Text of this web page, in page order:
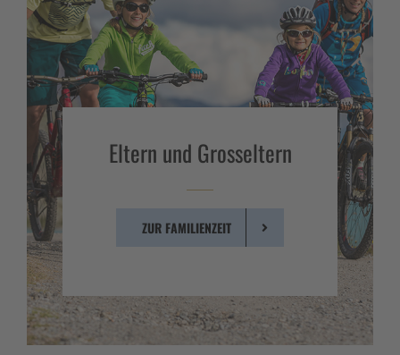
Eltern und Grosseltern
ZUR FAMILIENZEIT